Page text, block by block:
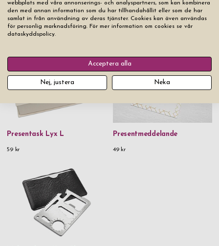
Presentask Lyx L
59 kr
Presentmeddelande
49 kr
webbplats med våra annonserings- och analyspartners, som kan kombinera
den med annan information som du har tillhandahållit eller som de har
samlat in från användning av deras tjänster. Cookies kan även användas
för personlig marknadsföring. För mer information om cookies se vår
dataskyddspolicy.
Acceptera alla
Nej, justera Neka